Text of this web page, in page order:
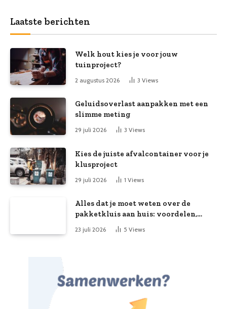
Laatste berichten
Welk hout kies je voor jouw
tuinproject?
2 augustus 2026 3 Views
Geluidsoverlast aanpakken met een
slimme meting
29 juli 2026 3 Views
Kies de juiste afvalcontainer voor je
klusproject
29 juli 2026 1 Views
Alles dat je moet weten over de
pakketkluis aan huis: voordelen,
kooptips en belang
23 juli 2026 5 Views